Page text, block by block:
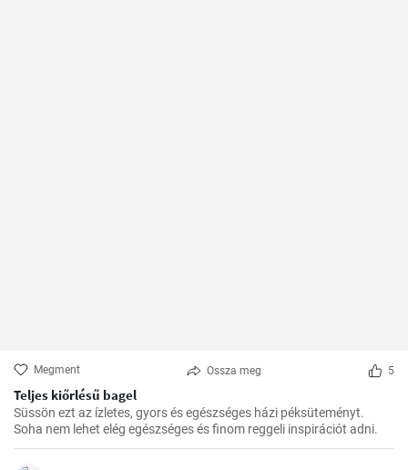
Megment Ossza meg 5
Teljes kiőrlésű bagel
Süssön ezt az ízletes, gyors és egészséges házi péksüteményt.
Soha nem lehet elég egészséges és finom reggeli inspirációt adni.